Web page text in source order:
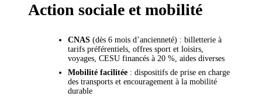
Action sociale et mobilité
CNAS (dès 6 mois d’ancienneté) : billetterie à
tarifs préférentiels, offres sport et loisirs,
voyages, CESU financés à 20 %, aides diverses
Mobilité facilitée : dispositifs de prise en charge
des transports et encouragement à la mobilité
durable